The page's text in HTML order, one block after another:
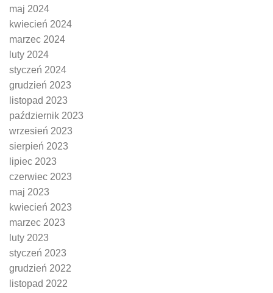
maj 2024
kwiecień 2024
marzec 2024
luty 2024
styczeń 2024
grudzień 2023
listopad 2023
październik 2023
wrzesień 2023
sierpień 2023
lipiec 2023
czerwiec 2023
maj 2023
kwiecień 2023
marzec 2023
luty 2023
styczeń 2023
grudzień 2022
listopad 2022